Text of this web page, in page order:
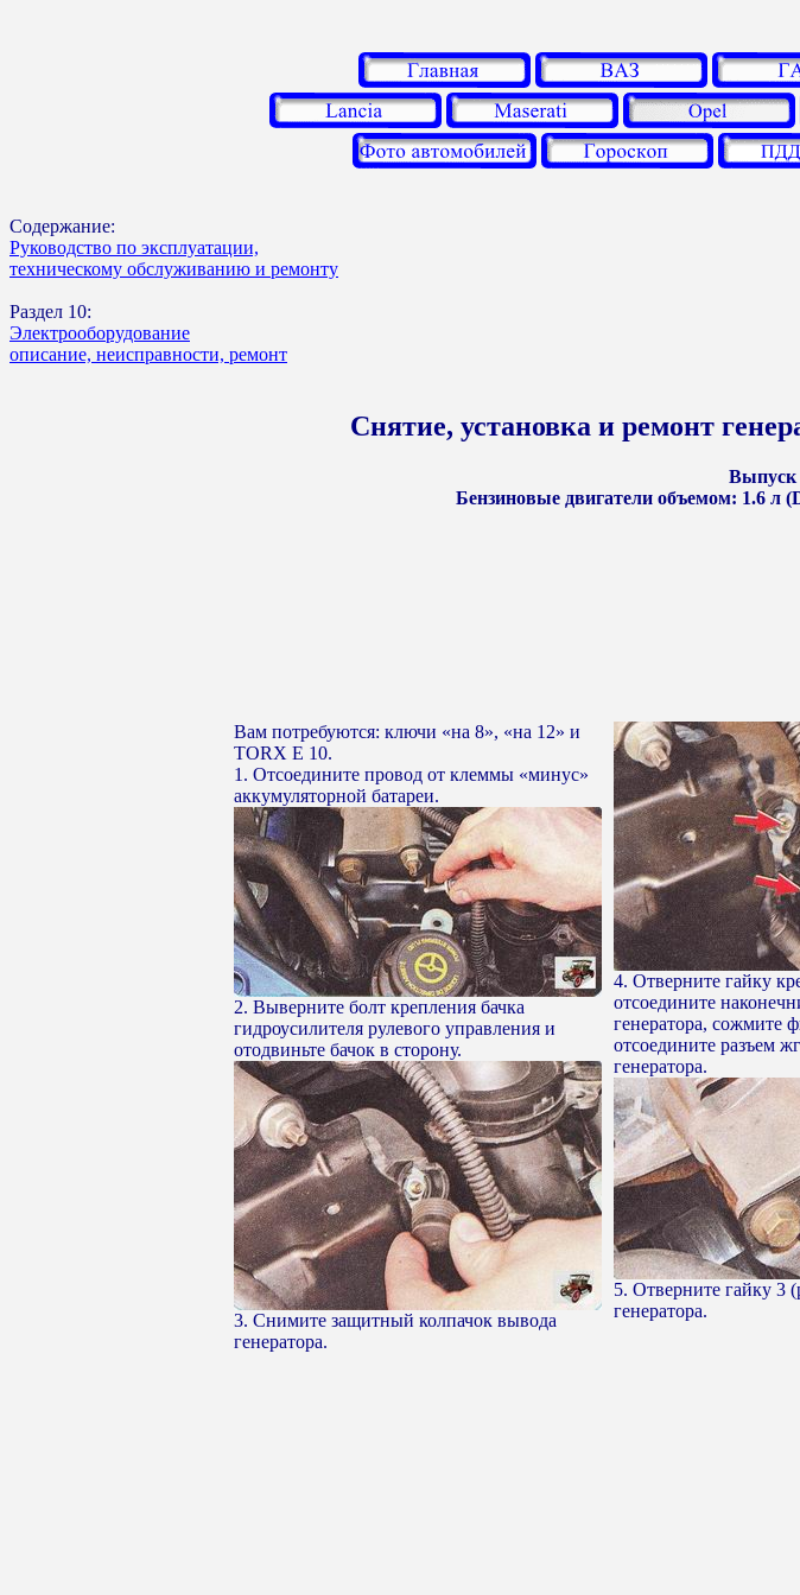
Содержание:
Руководство по эксплуатации,
техническому обслуживанию и ремонту
Раздел 10:
Электрооборудование
описание, неисправности, ремонт
Снятие, установка и ремонт
Выпуск
Бензиновые двигатели объемом: 1.6 л
Вам потребуются: ключи «на 8», «на 12» и
TORX Е 10.
1. Отсоедините провод от клеммы «минус»
аккумуляторной батареи.
2. Выверните болт крепления бачка
гидроусилителя рулевого управления и
отодвиньте бачок в сторону.
3. Снимите защитный колпачок вывода
генератора.
4. Отверните гайку
отсоедините
генератора, сожмите
отсоедините разъем
генератора.
5. Отверните гайку 3
генератора.